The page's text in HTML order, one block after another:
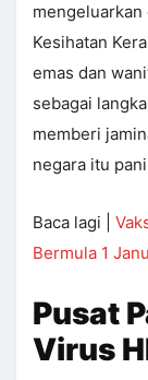
Kesihatan
emas dan
sebagai
memberi
negara itu
Baca lagi |
Bermula 1
Pusat
Virus